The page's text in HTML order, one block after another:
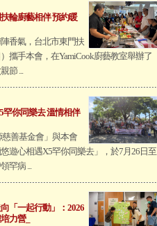
輪廚藝相伴 預約暖
香氣，台北市東門扶
攜手本會，在YamiCook廚藝教室舉辦了
節 ...
罕你同樂去 溫情相伴
善基金會」與本會
遊心相遇X5罕你同樂去」，於7月26日至
罕病 ...
「一起行動」：2026
力營_